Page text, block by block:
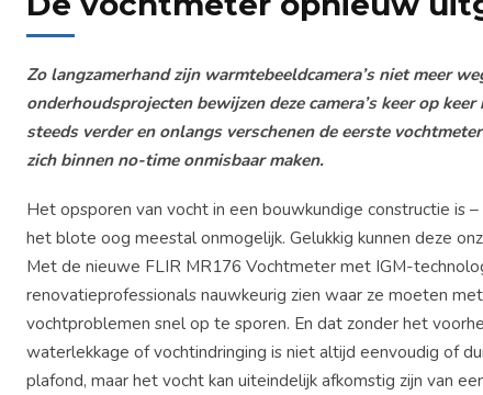
Zo langzamerhand zijn warmtebeeldcamera’s niet meer
onderhoudsprojecten bewijzen deze camera’s keer op
steeds verder en onlangs verschenen de eerste
zich binnen no-time onmisbaar maken.
Het opsporen van vocht in een bouwkundige constructie is
het blote oog meestal onmogelijk. Gelukkig kunnen deze
Met de nieuwe FLIR MR176 Vochtmeter met IGM-
renovatieprofessionals nauwkeurig zien waar ze moeten
vochtproblemen snel op te sporen. En dat zonder het
waterlekkage of vochtindringing is niet altijd eenvoudig of
plafond, maar het vocht kan uiteindelijk afkomstig zijn van